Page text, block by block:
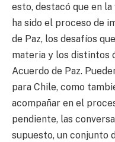
esto, destacó que en
ha sido el proceso de
de Paz, los desafíos
materia y los distintos
Acuerdo de Paz.
para Chile, como
acompañar en el
pendiente, las
supuesto, un conjunto